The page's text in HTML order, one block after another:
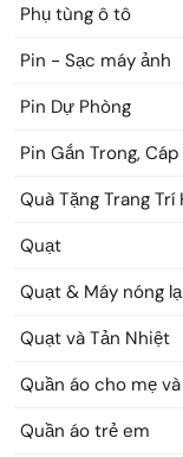
Phụ tùng ô tô
Pin - Sạc máy ảnh
Pin Dự Phòng
Pin Gắn Trong, Cáp
Quà Tặng Trang
Quạt
Quạt & Máy nóng
Quạt và Tản Nhiệt
Quần áo cho mẹ
Quần áo trẻ em